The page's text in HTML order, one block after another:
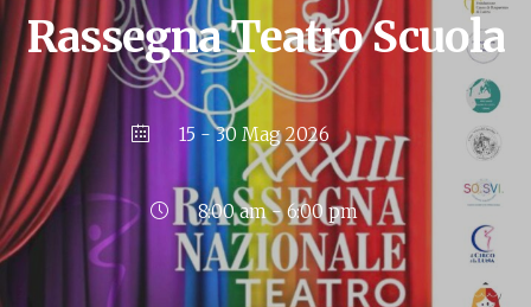
Rassegna Teatro Scuola
15 - 30 Mag 2026
8:00 am - 6:00 pm